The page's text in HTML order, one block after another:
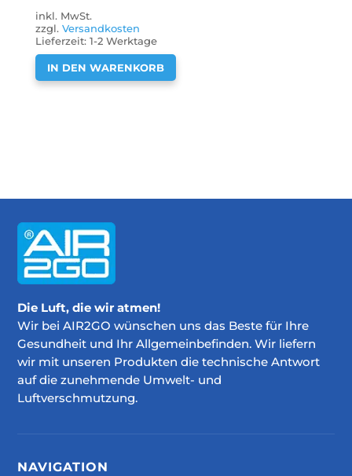
inkl. MwSt.
zzgl.Versandkosten
Lieferzeit:1-2 Werktage
IN DEN WARENKORB
Die Luft, die wir atmen!
Wir bei AIR2GO wünschen uns das Beste für Ihre
Gesundheit und Ihr Allgemeinbefinden. Wir liefern
wir mit unseren Produkten die technische Antwort
auf die zunehmende Umwelt- und
Luftverschmutzung.
NAVIGATION